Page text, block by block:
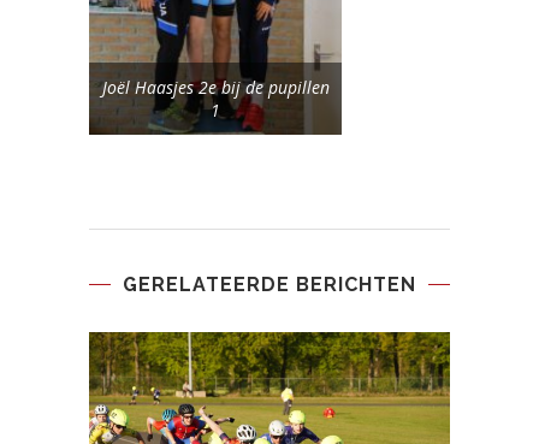
Joël Haasjes 2e bij de pupillen
1
GERELATEERDE BERICHTEN